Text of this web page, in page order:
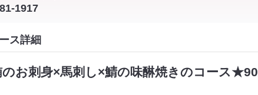
1917
ス詳細
のお刺身×馬刺し×鯖の味醂焼きのコース